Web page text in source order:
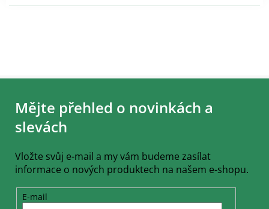
Z
Mějte přehled o novinkách a
slevách
Vložte svůj e-mail a my vám budeme zasílat
informace o nových produktech na našem e-shopu.
E-mail